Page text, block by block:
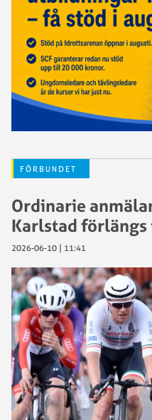
FÖRBUNDET
Ordinarie
Karlstad
2026-06-10 | 11:41